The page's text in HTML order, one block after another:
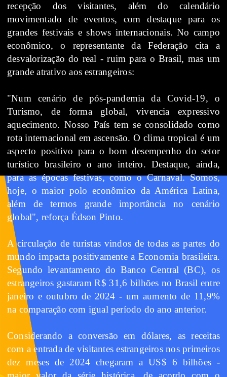
recepção dos visitantes, além do calendário
movimentado de eventos, com destaque para os
grandes festivais e shows internacionais. No campo
econômico, o representante da Federação cita a
desvalorização do real - ruim para o Brasil, mas um
grande atrativo aos estrangeiros:
"Num cenário de pós-pandemia da Covid-19, o
Turismo, de forma global, vivencia expressivo
aquecimento. Nosso País tem se consolidado como
rota internacional em ascensão. O clima tropical é um
aspecto positivo para o bom desempenho do setor
turístico brasileiro o ano inteiro. Destaque, ainda,
para as épocas festivas, como o Carnaval. Somos,
hoje, o maior polo econômico da América Latina,
além de termos grande importância no cenário
global", reforça Édson Pinto.
A circulação de turistas vindos de todas as partes do
mundo impacta positivamente a Economia brasileira.
Segundo levantamento do Banco Central (BC), os
estrangeiros gastaram R$ 31,6 bilhões no Brasil entre
janeiro e outubro de 2024 - um aumento de 11,9%
na comparação com igual período do ano anterior.
Considerando a conversão em dólares, as receitas
com a entrada de visitantes estrangeiros nos primeiros
dez meses de 2024 chegaram a US$ 6 bilhões -